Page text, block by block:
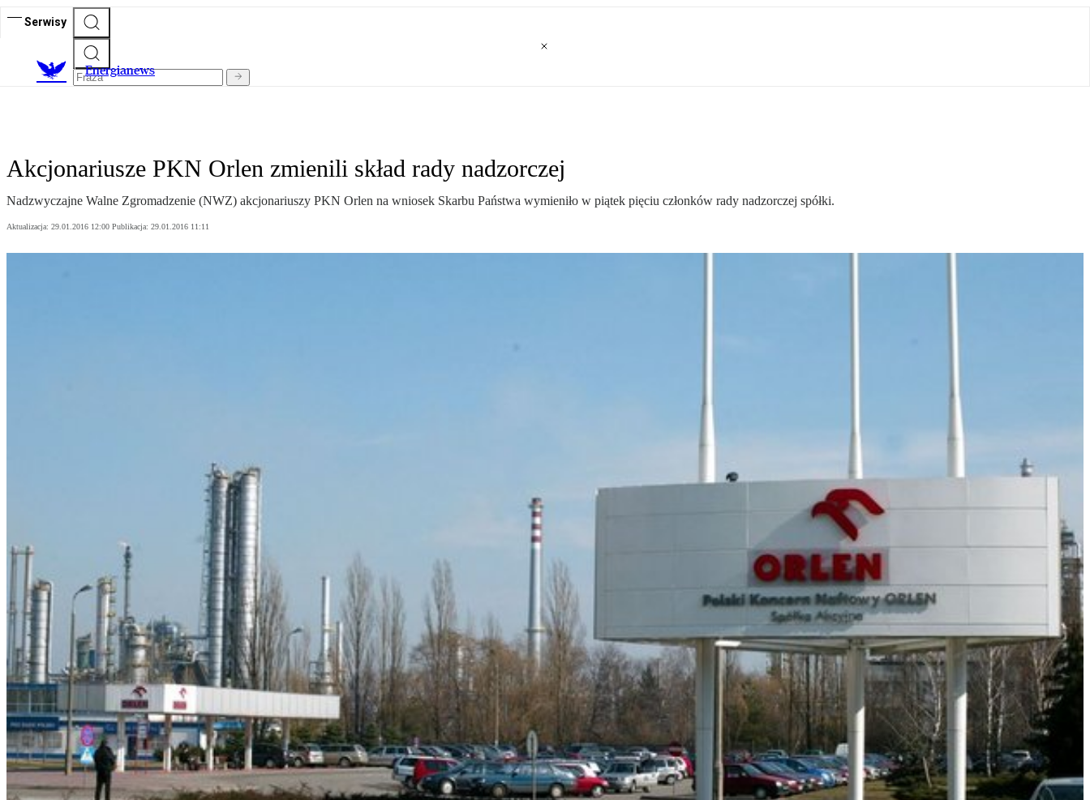
Serwisy
Energianews
Akcjonariusze PKN Orlen zmienili skład rady nadzorczej
Nadzwyczajne Walne Zgromadzenie (NWZ) akcjonariuszy PKN Orlen na wniosek Skarbu Państwa wymieniło w piątek pięciu członków rady nadzorczej spółki.
Aktualizacja: 29.01.2016 12:00 Publikacja: 29.01.2016 11:11